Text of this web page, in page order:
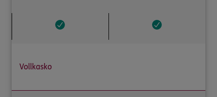
Vollkasko